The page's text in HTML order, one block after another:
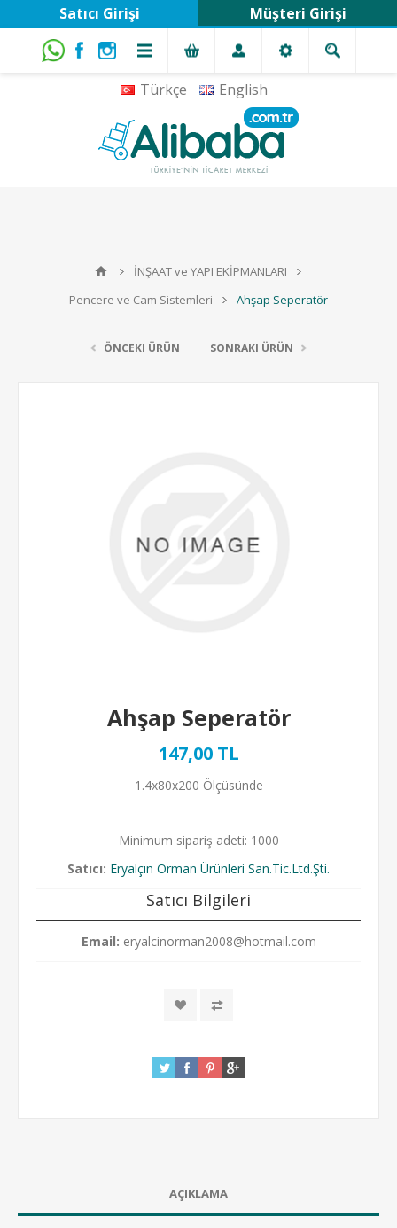
Türkçe English
Satıcı Girişi Müşteri Girişi
İNŞAAT ve YAPI EKİPMANLARI
Pencere ve Cam Sistemleri
Ahşap Seperatör
ÖNCEKI ÜRÜN SONRAKI ÜRÜN
Ahşap Seperatör
147,00 TL
1.4x80x200 Ölçüsünde
Minimum sipariş adeti: 1000
Satıcı: Eryalçın Orman Ürünleri San.Tic.Ltd.Şti.
Satıcı Bilgileri
Email: eryalcinorman2008@hotmail.com
AÇIKLAMA